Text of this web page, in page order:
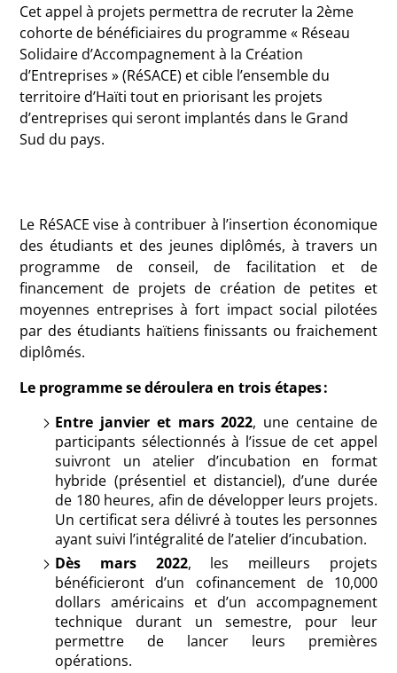
Cet appel à projets permettra de recruter la 2ème
cohorte de bénéficiaires du programme « Réseau
Solidaire d’Accompagnement à la Création
d’Entreprises » (RéSACE) et cible l’ensemble du
territoire d’Haïti tout en priorisant les projets
d’entreprises qui seront implantés dans le Grand
Sud du pays.
Le RéSACE vise à contribuer à l’insertion économique
des étudiants et des jeunes diplômés, à travers un
programme de conseil, de facilitation et de
financement de projets de création de petites et
moyennes entreprises à fort impact social pilotées
par des étudiants haïtiens finissants ou fraichement
diplômés.
Le programme se déroulera en trois étapes :
Entre janvier et mars 2022, une centaine de
participants sélectionnés à l’issue de cet appel
suivront un atelier d’incubation en format
hybride (présentiel et distanciel), d’une durée
de 180 heures, afin de développer leurs projets.
Un certificat sera délivré à toutes les personnes
ayant suivi l’intégralité de l’atelier d’incubation.
Dès mars 2022, les meilleurs projets
bénéficieront d’un cofinancement de 10,000
dollars américains et d’un accompagnement
technique durant un semestre, pour leur
permettre de lancer leurs premières
opérations.